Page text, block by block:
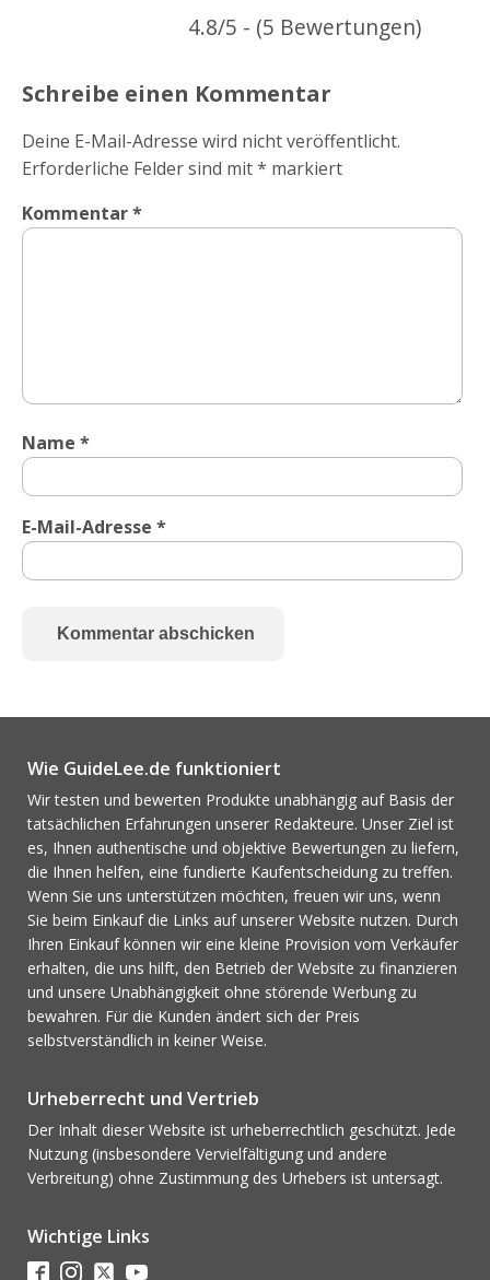
4.8/5 - (5 Bewertungen)
Schreibe einen Kommentar
Deine E-Mail-Adresse wird nicht veröffentlicht.
Erforderliche Felder sind mit* markiert
Kommentar*
Name *
E-Mail-Adresse *
Wie GuideLee.de funktioniert
Wir testen und bewerten Produkte unabhängig auf Basis der
tatsächlichen Erfahrungen unserer Redakteure. Unser Ziel ist
es, Ihnen authentische und objektive Bewertungen zu liefern,
die Ihnen helfen, eine fundierte Kaufentscheidung zu treffen.
Wenn Sie uns unterstützen möchten, freuen wir uns, wenn
Sie beim Einkauf die Links auf unserer Website nutzen. Durch
Ihren Einkauf können wir eine kleine Provision vom Verkäufer
erhalten, die uns hilft, den Betrieb der Website zu finanzieren
und unsere Unabhängigkeit ohne störende Werbung zu
bewahren. Für die Kunden ändert sich der Preis
selbstverständlich in keiner Weise.
Urheberrecht und Vertrieb
Der Inhalt dieser Website ist urheberrechtlich geschützt. Jede
Nutzung (insbesondere Vervielfältigung und andere
Verbreitung) ohne Zustimmung des Urhebers ist untersagt.
Wichtige Links